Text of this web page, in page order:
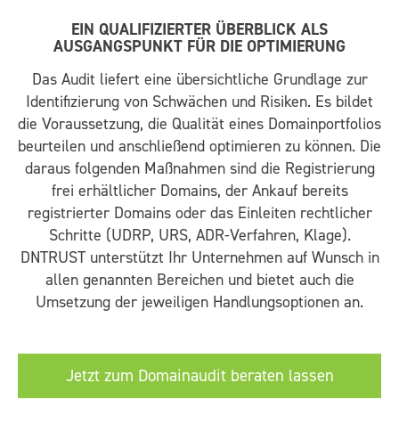
EIN QUALIFIZIERTER ÜBERBLICK ALS
AUSGANGSPUNKT FÜR DIE OPTIMIERUNG
Das Audit liefert eine übersichtliche Grundlage zur
Identifizierung von Schwächen und Risiken. Es bildet
die Voraussetzung, die Qualität eines Domainportfolios
beurteilen und anschließend optimieren zu können. Die
daraus folgenden Maßnahmen sind die Registrierung
frei erhältlicher Domains, der Ankauf bereits
registrierter Domains oder das Einleiten rechtlicher
Schritte (UDRP, URS, ADR-Verfahren, Klage).
DNTRUST unterstützt Ihr Unternehmen auf Wunsch in
allen genannten Bereichen und bietet auch die
Umsetzung der jeweiligen Handlungsoptionen an.
Jetzt zum Domainaudit beraten lassen